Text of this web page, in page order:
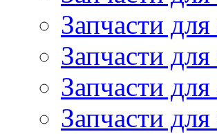
Запчасти
Запчасти
Запчасти
Запчасти